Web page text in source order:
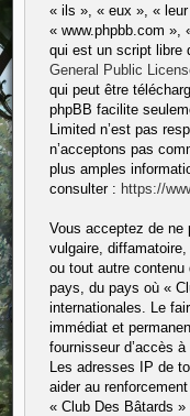
« ils », « eux », «
« www.phpbb.com »,
qui est un script libre
General Public
qui peut être
phpBB facilite
Limited n’est pas
n’acceptons pas
plus amples
consulter : https://
Vous acceptez de ne
vulgaire,
ou tout autre
pays, du pays où «
internationales. Le
immédiat et
fournisseur d’accès
Les adresses IP de
aider au
« Club Des Bâtards